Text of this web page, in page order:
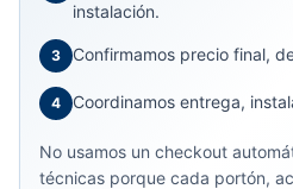
instalación.
3 Confirmamos precio final,
4 Coordinamos entrega,
No usamos un checkout
técnicas porque cada portón,